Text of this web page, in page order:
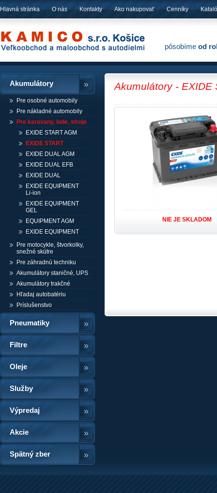
Hlavná stránka O nás Kontakty Ako nakupovať Cenníky
pôsobíme od
Akumulátory
Pre osobné automobily
Pre nákladné automobily
Pre karavany, lode, stroje
EXIDE START AGM
EXIDE START
EXIDE DUAL AGM
EXIDE DUAL EFB
EXIDE DUAL
EXIDE EQUIPMENT
Li-ion
EXIDE EQUIPMENT
GEL
EQUIPMENT AGM
EXIDE EQUIPMENT
Pre motocykle, štvorkolky,
snežné skútre
Pre záhradnú techniku
Akumulátory staničné, UPS
Akumulátory trakčné
Hľadaj autobatériu
Príslušenstvo
Pneumatiky
Filtre
Oleje
Služby
Výpredaj
Akcie
Spätný zber
Akumulátory - EXIDE
NIE JE SKLADOM